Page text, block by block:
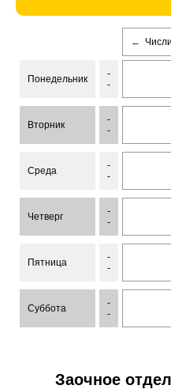
←
Понедельник
-
-
Вторник
-
-
Среда
-
-
Четверг
-
-
Пятница
-
-
Суббота
-
-
Заочное